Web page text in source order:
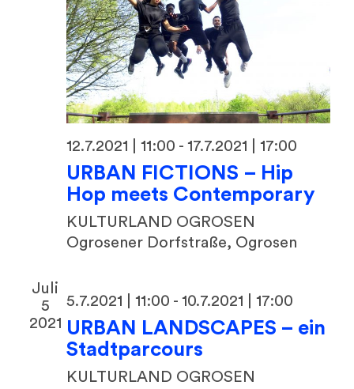
12.7.2021 | 11:00 - 17.7.2021 | 17:00
URBAN FICTIONS – Hip
Hop meets Contemporary
KULTURLAND OGROSEN
Ogrosener Dorfstraße, Ogrosen
Juli
5
2021
5.7.2021 | 11:00 - 10.7.2021 | 17:00
URBAN LANDSCAPES – ein
Stadtparcours
KULTURLAND OGROSEN